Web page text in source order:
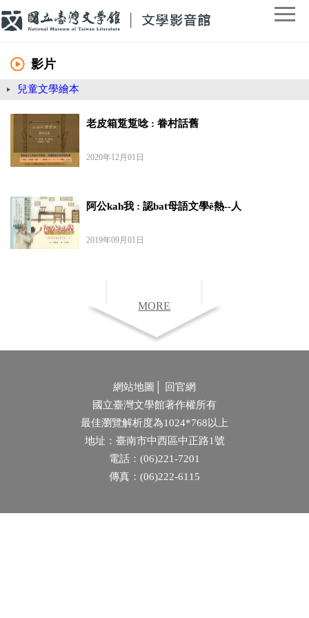
影片
兒童文學繪本
老皮箱踅踅唸 : 眷村話舊
2020年12月01日
阿公kah我 : 認bat母語文學ê熱--人
2019年09月01日
MORE
網站地圖
回官網
國立臺灣文學館著作權所有
最佳瀏覽解析度為1024*768以上
地址：臺南市中西區中正路1號
電話：(06)221-7201
傳真：(06)222-6115